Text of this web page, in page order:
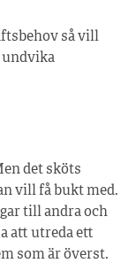
så vill
undvika
det sköts
vill få bukt med.
till andra och
att utreda ett
som är överst.